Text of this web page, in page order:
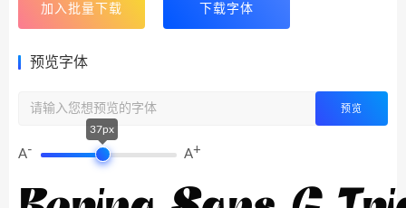
加入批量下载 下载字体
预览字体
预览
A-
37px
A+